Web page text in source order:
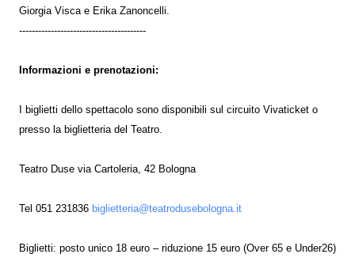
Giorgia Visca e Erika Zanoncelli.
----------------------------------------
Informazioni e prenotazioni:
I biglietti dello spettacolo sono disponibili sul circuito Vivaticket o
presso la biglietteria del Teatro.
Teatro Duse via Cartoleria, 42 Bologna
Tel 051 231836 biglietteria@teatrodusebologna.it
Biglietti: posto unico 18 euro – riduzione 15 euro (Over 65 e Under26)